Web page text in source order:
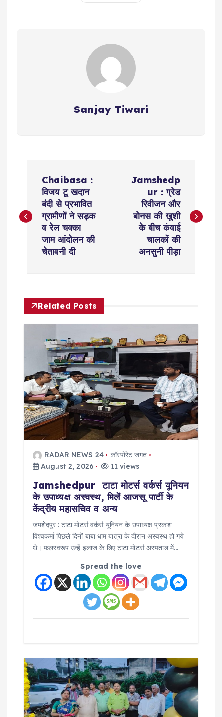
Sanjay Tiwari
s
a
v
a
t
Chaibasa :
विजय टू खदान
बंदी से प्रभावित
ग्रामीणों ने सड़क
व रेल चक्का
जाम आंदोलन की
चेतावनी दी
Jamshedp
ur : ग्रेड
रिवीजन और
बोनस की खुशी
के बीच कंवाई
चालकों की
अनसुनी पीड़ा
Related Posts
RADAR NEWS 24
कॉरपोरेट जगत
August 2, 2026
11 views
Jamshedpur टाटा मोटर्स वर्कर्स यूनियन
के उपाध्यक्ष अस्वस्थ, मिलें आजसू पार्टी के
केंद्रीय महासचिव व अन्य
जमशेदपुर : टाटा मोटर्स वर्कर्स यूनियन के उपाध्यक्ष प्रकाश
विश्वकर्मा पिछले दिनों बाबा धाम यात्रा के दौरान अस्वस्थ हो गये
थे। फलस्वरूप उन्हें इलाज के लिए टाटा मोटर्स अस्पताल में…
Spread the love